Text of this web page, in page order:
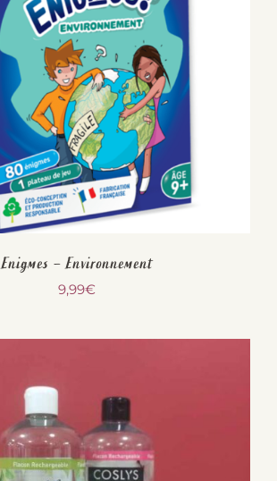
Enigmes – Environnement
9,99€